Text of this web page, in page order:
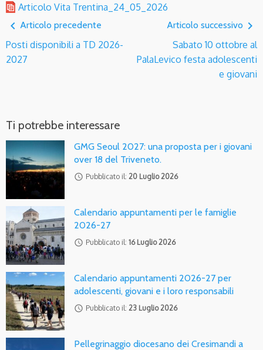
Articolo Vita Trentina_24_05_2026
navigate_before Articolo precedente
Posti disponibili a TD 2026-
2027
Articolo successivo navigate_next
Sabato 10 ottobre al
PalaLevico festa adolescenti
e giovani
Ti potrebbe interessare
GMG Seoul 2027: una proposta per i giovani
over 18 del Triveneto.
access_time Pubblicato il: 20 Luglio 2026
Calendario appuntamenti per le famiglie
2026-27
access_time Pubblicato il: 16 Luglio 2026
Calendario appuntamenti 2026-27 per
adolescenti, giovani e i loro responsabili
access_time Pubblicato il: 23 Luglio 2026
Pellegrinaggio diocesano dei Cresimandi a